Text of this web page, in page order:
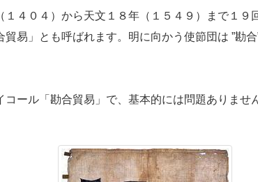
４０４）から天文１８年（１５４９）まで１９
易」とも呼ばれます。明に向かう使節団は ”勘
ール「勘合貿易」で、基本的には問題ありませ